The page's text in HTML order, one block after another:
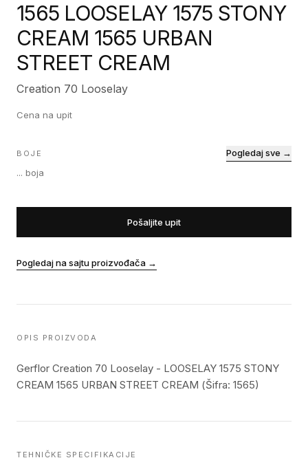
1565 LOOSELAY 1575 STONY
CREAM 1565 URBAN
STREET CREAM
Creation 70 Looselay
Cena na upit
BOJE
... boja
Pogledaj sve →
Pošaljite upit
Pogledaj na sajtu proizvođača →
OPIS PROIZVODA
Gerflor Creation 70 Looselay - LOOSELAY 1575 STONY
CREAM 1565 URBAN STREET CREAM (Šifra: 1565)
TEHNIČKE SPECIFIKACIJE